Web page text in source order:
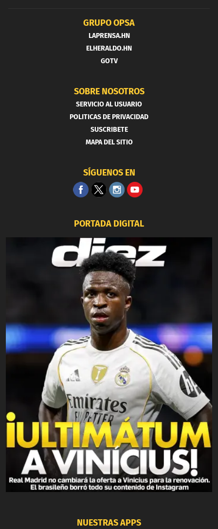
GRUPO OPSA
LAPRENSA.HN
ELHERALDO.HN
GOTV
SOBRE NOSOTROS
SERVICIO AL USUARIO
POLITICAS DE PRIVACIDAD
SUSCRIBETE
MAPA DEL SITIO
SÍGUENOS EN
PORTADA DIGITAL
NUESTRAS APPS